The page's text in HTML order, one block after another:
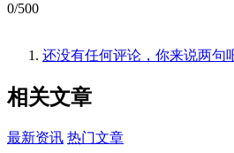
0/500
还没有任何评论，你来说两句
相关文章
最新资讯 热门文章